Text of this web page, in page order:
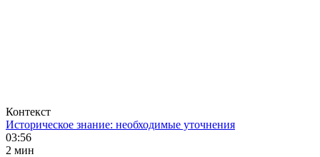
Контекст
Историческое знание: необходимые уточнения
03:56
2 мин